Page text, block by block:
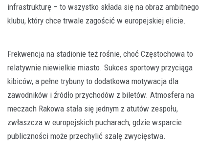
infrastrukturę – to wszystko składa się na obraz ambitnego
klubu, który chce trwale zagościć w europejskiej elicie.
Frekwencja na stadionie też rośnie, choć Częstochowa to
relatywnie niewielkie miasto. Sukces sportowy przyciąga
kibiców, a pełne trybuny to dodatkowa motywacja dla
zawodników i źródło przychodów z biletów. Atmosfera na
meczach Rakowa stała się jednym z atutów zespołu,
zwłaszcza w europejskich pucharach, gdzie wsparcie
publiczności może przechylić szalę zwycięstwa.